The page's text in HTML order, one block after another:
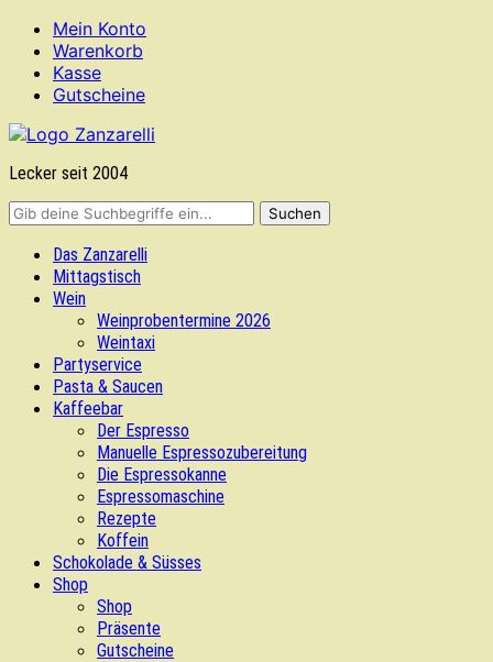
Mein Konto
Warenkorb
Kasse
Gutscheine
Lecker seit 2004
Das Zanzarelli
Mittagstisch
Wein
Weinprobentermine 2026
Weintaxi
Partyservice
Pasta & Saucen
Kaffeebar
Der Espresso
Manuelle Espressozubereitung
Die Espressokanne
Espressomaschine
Rezepte
Koffein
Schokolade & Süsses
Shop
Shop
Präsente
Gutscheine